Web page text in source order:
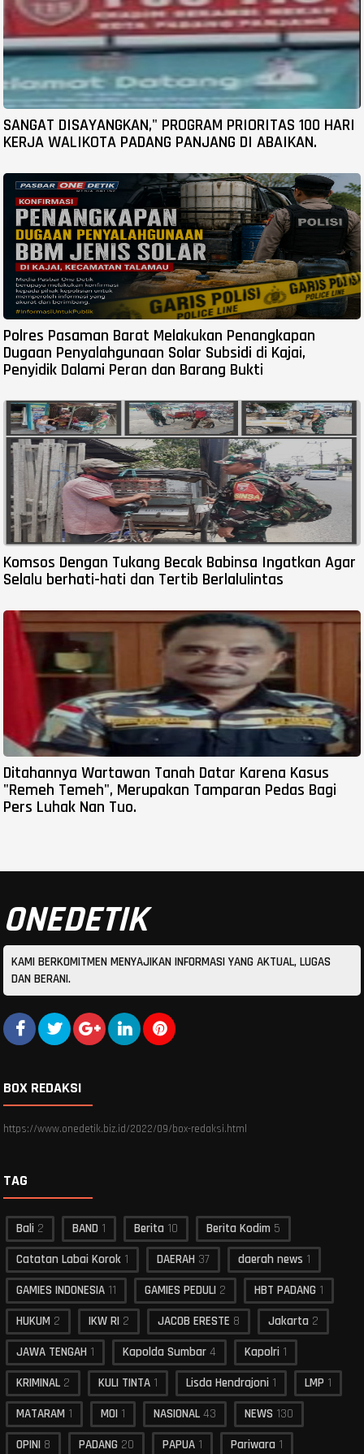
SANGAT DISAYANGKAN," PROGRAM PRIORITAS 100 HARI
KERJA WALIKOTA PADANG PANJANG DI ABAIKAN.
Polres Pasaman Barat Melakukan Penangkapan
Dugaan Penyalahgunaan Solar Subsidi di Kajai,
Penyidik Dalami Peran dan Barang Bukti
Komsos Dengan Tukang Becak Babinsa Ingatkan Agar
Selalu berhati-hati dan Tertib Berlalulintas
Ditahannya Wartawan Tanah Datar Karena Kasus
"Remeh Temeh", Merupakan Tamparan Pedas Bagi
Pers Luhak Nan Tuo.
ONEDETIK
KAMI BERKOMITMEN MENYAJIKAN INFORMASI YANG AKTUAL, LUGAS
DAN BERANI.
BOX REDAKSI
https://www.onedetik.biz.id/2022/09/box-redaksi.html
TAG
Bali 2 BAND 1 Berita 10 Berita Kodim 5
Catatan Labai Korok 1 DAERAH 37 daerah news 1
GAMIES INDONESIA 11 GAMIES PEDULI 2 HBT PADANG 1
HUKUM 2 IKW RI 2 JACOB ERESTE 8 Jakarta 2
JAWA TENGAH 1 Kapolda Sumbar 4 Kapolri 1
KRIMINAL 2 KULI TINTA 1 Lisda Hendrajoni 1 LMP 1
MATARAM 1 MOI 1 NASIONAL 43 NEWS 130
OPINI 8 PADANG 20 PAPUA 1 Pariwara 1